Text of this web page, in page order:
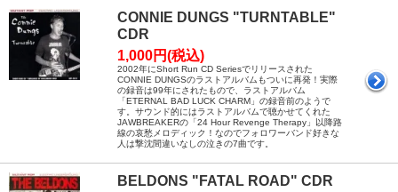
CONNIE DUNGS "TURNTABLE"
CDR
1,000円(税込)
2002年にShort Run CD Seriesでリリースされた
CONNIE DUNGSのラストアルバムもついに再発！実際
の録音は99年にされたもので、ラストアルバム
「ETERNAL BAD LUCK CHARM」の録音前のようで
す。サウンド的にはラストアルバムで聴かせてくれた
JAWBREAKERの「24 Hour Revenge Therapy」以降路
線の哀愁メロディック！なのでフォロワーバンド好きな
人は撃沈間違いなしの泣きの7曲です。
BELDONS "FATAL ROAD" CDR